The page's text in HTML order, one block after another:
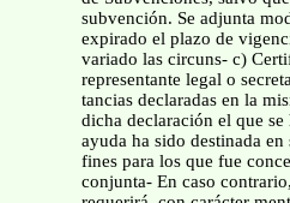
subvención. Se adjunta
expirado el plazo de
variado las circuns- c)
representante legal o
tancias declaradas en la
dicha declaración el que se
ayuda ha sido destinada
fines para los que fue
conjunta- En caso